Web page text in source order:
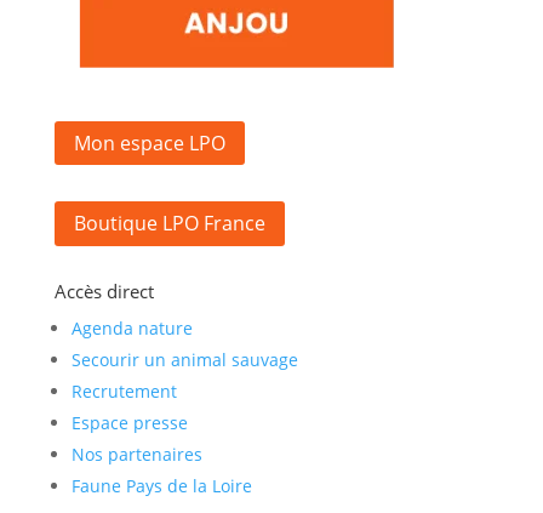
Mon espace LPO
Boutique LPO France
Accès direct
Agenda nature
Secourir un animal sauvage
Recrutement
Espace presse
Nos partenaires
Faune Pays de la Loire